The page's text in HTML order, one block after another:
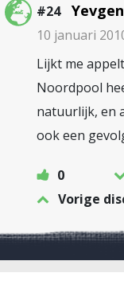
#24
10 januari
Lijkt me
Noordpool
natuurlijk, en
ook een
0
Vorige